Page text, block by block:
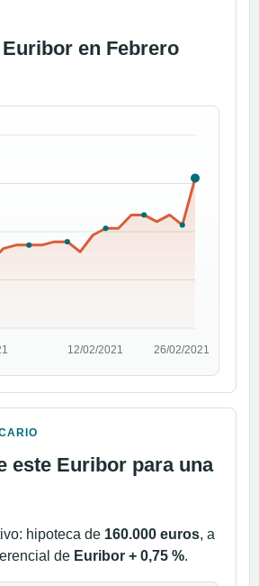
en Febrero
este Euribor para una
hipoteca de 160.000 euros, a
de Euribor + 0,75 %.